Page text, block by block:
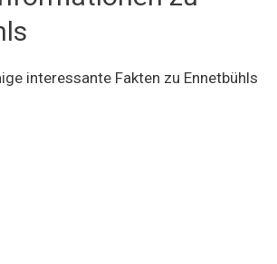
interessante Fakten zu Ennetbühls